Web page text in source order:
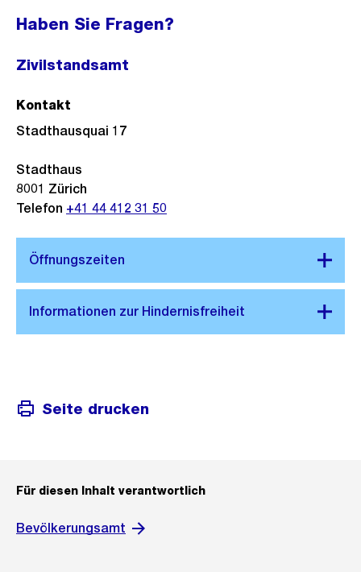
Haben Sie Fragen?
Zivilstandsamt
Kontakt
Stadthausquai 17
Stadthaus
8001 Zürich
Telefon +41 44 412 31 50
Seite drucken
Für diesen Inhalt verantwortlich
Bevölkerungsamt